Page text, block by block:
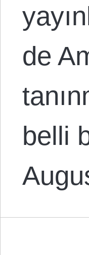
de
belli